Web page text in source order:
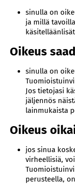
sinulla on
ja millä
Oikeus
sinulla on
Jos tietojasi
jäljennös
lainmukaista
Oikeus
jos sinua
virheellisiä,
perusteella,